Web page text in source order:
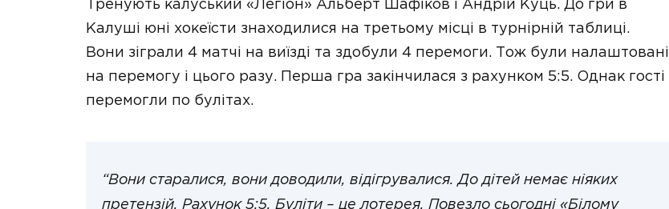
Тренують калуський «Легіон» Альберт Шафіков і Андрій Куць. До гри в
Калуші юні хокеїсти знаходилися на третьому місці в турнірній таблиці.
Вони зіграли 4 матчі на виїзді та здобули 4 перемоги. Тож були налаштовані
на перемогу і цього разу. Перша гра закінчилася з рахунком 5:5. Однак гості
перемогли по булітах.
“Вони старалися, вони доводили, відігрувалися. До дітей немає ніяких
претензій. Рахунок 5:5. Буліти – це лотерея. Повезло сьогодні «Білому